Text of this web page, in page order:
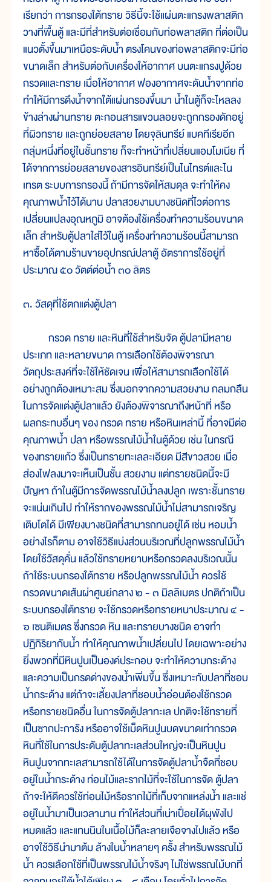
เรียกว่า การกรองใต้ทราย วิธีนี้จะใช้แผ่นตะแกรงพลาสติก
วางที่พื้นตู้ และมีที่สำหรับต่อเชื่อมกับท่อพลาสติก ที่ต่อเป็น
แนวตั้งขึ้นมาเหนือระดับน้ำ ตรงโคนของท่อพลาสติกจะมีท่อ
ขนาดเล็ก สำหรับต่อกับเครื่องให้อากาศ บนตะแกรงปูด้วย
กรวดและทราย เมื่อให้อากาศ ฟองอากาศจะดันน้ำจากท่อ
ทำให้มีการดึงน้ำจากใต้แผ่นกรองขึ้นมา น้ำในตู้ก็จะไหลลง
ข้างล่างผ่านทราย ตะกอนสารแขวนลอยจะถูกกรองดักอยู่
ที่ผิวทราย และถูกย่อยสลาย โดยจุลินทรีย์ แบคทีเรียอีก
กลุ่มหนึ่งที่อยู่ในชั้นทราย ก็จะทำหน้าที่เปลี่ยนแอมโมเนีย ที่
ได้จากการย่อยสลายของสารอินทรีย์เป็นไนไทรต์และไน
เทรต ระบบการกรองนี้ ถ้ามีการจัดให้สมดุล จะทำให้คง
คุณภาพน้ำไว้ได้นาน ปลาสวยงามบางชนิดที่ไวต่อการ
เปลี่ยนแปลงอุณหภูมิ อาจต้องใช้เครื่องทำความร้อนขนาด
เล็ก สำหรับตู้ปลาใส่ไว้ในตู้ เครื่องทำความร้อนนี้สามารถ
หาซื้อได้ตามร้านขายอุปกรณ์ปลาตู้ อัตราการใช้อยู่ที่
ประมาณ ๕๐ วัตต์ต่อน้ำ ๓๐ ลิตร
๓. วัสดุที่ใช้ตกแต่งตู้ปลา
กรวด ทราย และหินที่ใช้สำหรับจัด ตู้ปลามีหลาย
ประเภท และหลายขนาด การเลือกใช้ต้องพิจารณา
วัตถุประสงค์ที่จะใช้ให้ชัดเจน เพื่อให้สามารถเลือกใช้ได้
อย่างถูกต้องเหมาะสม ซึ่งนอกจากความสวยงาม กลมกลืน
ในการจัดแต่งตู้ปลาแล้ว ยังต้องพิจารณาถึงหน้าที่ หรือ
ผลกระทบอื่นๆ ของ กรวด ทราย หรือหินเหล่านี้ ที่อาจมีต่อ
คุณภาพน้ำ ปลา หรือพรรณไม้น้ำในตู้ด้วย เช่น ในกรณี
ของทรายแก้ว ซึ่งเป็นทรายทะเลละเอียด มีสีขาวสวย เมื่อ
ส่องไฟลงมาจะเห็นเป็นชั้น สวยงาม แต่ทรายชนิดนี้จะมี
ปัญหา ถ้าในตู้มีการจัดพรรณไม้น้ำลงปลูก เพราะชั้นทราย
จะแน่นเกินไป ทำให้รากของพรรณไม้น้ำไม่สามารถเจริญ
เติบโตได้ มีเพียงบางชนิดที่สามารถทนอยู่ได้ เช่น หอมน้ำ
อย่างไรก็ตาม อาจใช้วิธีแบ่งส่วนบริเวณที่ปลูกพรรณไม้น้ำ
โดยใช้วัสดุคั่น แล้วใช้ทรายหยาบหรือกรวดลงบริเวณนั้น
ถ้าใช้ระบบกรองใต้ทราย หรือปลูกพรรณไม้น้ำ ควรใช้
กรวดขนาดเส้นผ่าศูนย์กลาง ๒ - ๓ มิลลิเมตร ปกติถ้าเป็น
ระบบกรองใต้ทราย จะใช้กรวดหรือทรายหนาประมาณ ๔ -
๖ เซนติเมตร ซึ่งกรวด หิน และทรายบางชนิด อาจทำ
ปฏิกิริยากับน้ำ ทำให้คุณภาพน้ำเปลี่ยนไป โดยเฉพาะอย่าง
ยิ่งพวกที่มีหินปูนเป็นองค์ประกอบ จะทำให้ความกระด้าง
และความเป็นกรดด่างของน้ำเพิ่มขึ้น ซึ่งเหมาะกับปลาที่ชอบ
น้ำกระด้าง แต่ถ้าจะเลี้ยงปลาที่ชอบน้ำอ่อนต้องใช้กรวด
หรือทรายชนิดอื่น ในการจัดตู้ปลาทะเล ปกติจะใช้ทรายที่
เป็นซากปะการัง หรืออาจใช้เม็ดหินปูนบดขนาดเท่ากรวด
หินที่ใช้ในการประดับตู้ปลาทะเลส่วนใหญ่จะเป็นหินปูน
หินปูนจากทะเลสามารถใช้ได้ในการจัดตู้ปลาน้ำจืดที่ชอบ
อยู่ในน้ำกระด้าง ท่อนไม้และรากไม้ที่จะใช้ในการจัด ตู้ปลา
ถ้าจะให้ดีควรใช้ท่อนไม้หรือรากไม้ที่เก็บจากแหล่งน้ำ และแช่
อยู่ในน้ำมาเป็นเวลานาน ทำให้ส่วนที่เน่าเปื่อยได้ผุพังไป
หมดแล้ว และแทนนินในเนื้อไม้ก็ละลายเจือจางไปแล้ว หรือ
อาจใช้วิธีนำมาต้ม ล้างในน้ำหลายๆ ครั้ง สำหรับพรรณไม้
น้ำ ควรเลือกใช้ที่เป็นพรรณไม้น้ำจริงๆ ไม่ใช่พรรณไม้บกที่